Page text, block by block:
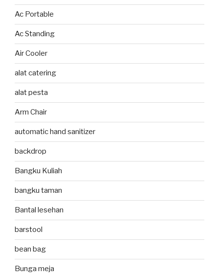
Ac Portable
Ac Standing
Air Cooler
alat catering
alat pesta
Arm Chair
automatic hand sanitizer
backdrop
Bangku Kuliah
bangku taman
Bantal lesehan
barstool
bean bag
Bunga meja